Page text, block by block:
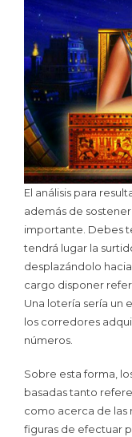
El análisis para
además de
importante. Debes
tendrá lugar la
desplazándolo
cargo disponer
Una lotería serí­a un
los corredores
números.
Sobre esta forma,
basadas tanto
como acerca de las
figuras de efectuar